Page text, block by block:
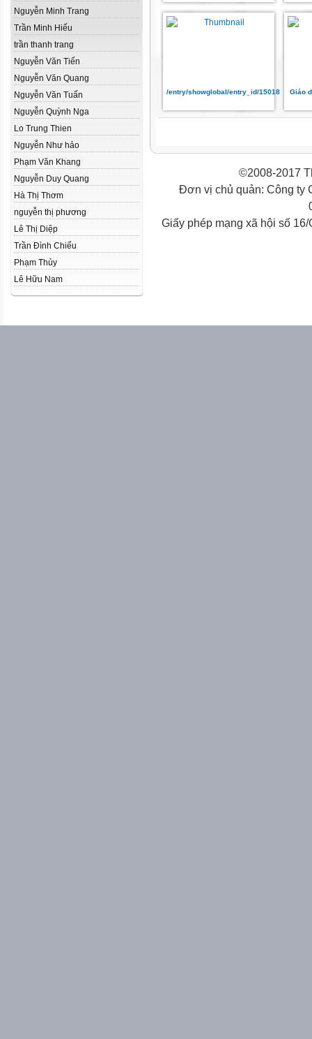
Nguyễn Minh Trang
Trần Minh Hiếu
trần thanh trang
Nguyễn Văn Tiến
Nguyễn Văn Quang
Nguyễn Văn Tuấn
Nguyễn Quỳnh Nga
Lo Trung Thien
Nguyễn Như hảo
Phạm Văn Khang
Nguyễn Duy Quang
Hà Thị Thơm
nguyễn thị phương
Lê Thị Diệp
Trần Đình Chiểu
Phạm Thủy
Lê Hữu Nam
/entry/showglobal/entry_id/15018144Giáo
©2008-2017
Đơn vị chủ quản: Công ty
Giấy phép mạng xã hội số